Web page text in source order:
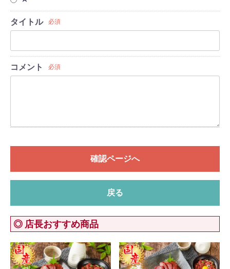
タイトル 必須
コメント 必須
確認ページへ
戻る
◎ 店長おすすめ商品